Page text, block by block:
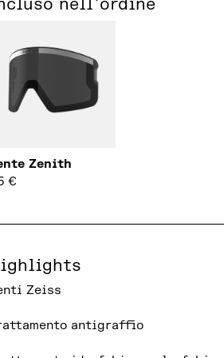
nell'ordine
Zenith
€
Zeiss
antigraffio